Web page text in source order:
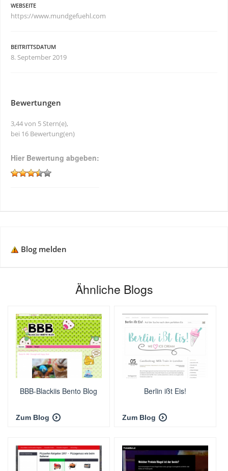
WEBSEITE
https://www.mundgefuehl.com
BEITRITTSDATUM
8. September 2019
Bewertungen
3,44 von 5 Stern(e),
bei 16 Bewertung(en)
Hier Bewertung abgeben:
Blog melden
Ähnliche Blogs
BBB-Blackiis Bento Blog
Zum Blog
Berlin ißt Eis!
Zum Blog